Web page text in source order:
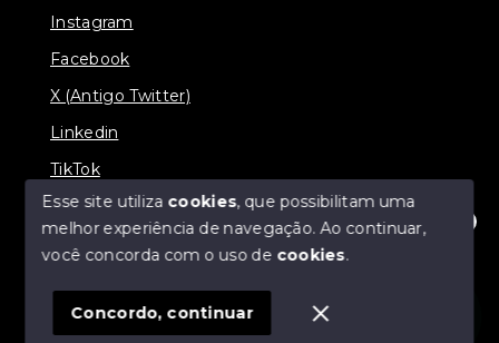
Olá! Estamos disponíveis para te ajudar.
Instagram
Facebook
X (Antigo Twitter)
Linkedin
TikTok
© Copyright 2026 - Nova Aliança Assessoria Imobiliária
SITE PARA IMOBILIARIA
Esse site utiliza cookies, que possibilitam uma
melhor experiência de navegação.Ao continuar,
você concorda com o uso de cookies.
Concordo, continuar